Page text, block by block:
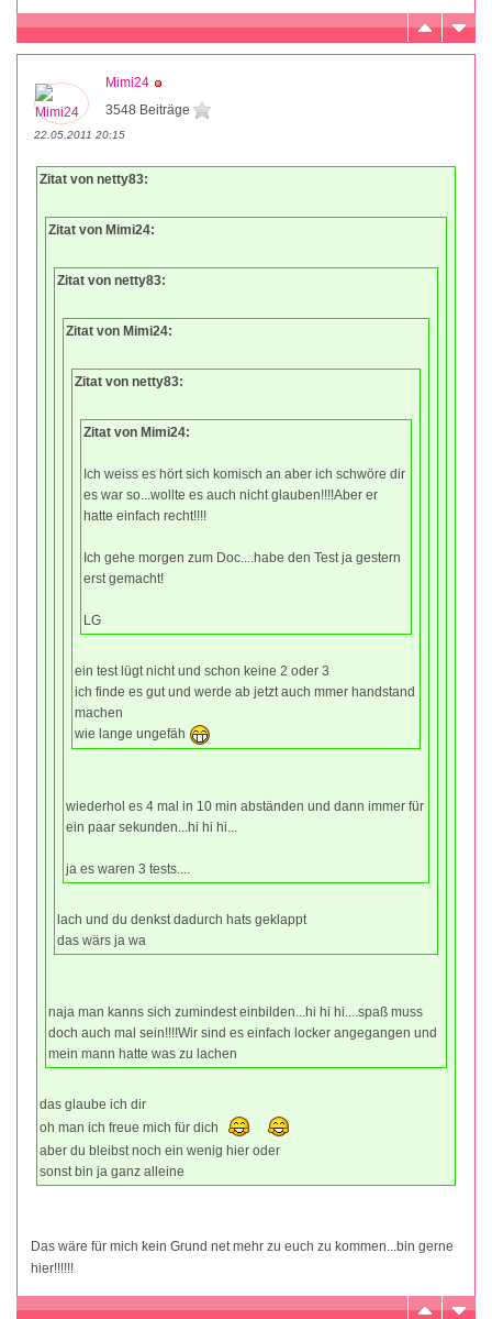
Mimi24
3548 Beiträge
22.05.2011 20:15
Zitat von netty83:
Zitat von Mimi24:
Zitat von netty83:
Zitat von Mimi24:
Zitat von netty83:
Zitat von Mimi24:
Ich weiss es hört sich komisch an aber ich schwöre dir
es war so...wollte es auch nicht glauben!!!!Aber er
hatte einfach recht!!!!
Ich gehe morgen zum Doc....habe den Test ja gestern
erst gemacht!
LG
ein test lügt nicht und schon keine 2 oder 3
ich finde es gut und werde ab jetzt auch mmer handstand
machen
wie lange ungefäh
wiederhol es 4 mal in 10 min abständen und dann immer für
ein paar sekunden...hi hi hi...
ja es waren 3 tests....
lach und du denkst dadurch hats geklappt
das wärs ja wa
naja man kanns sich zumindest einbilden...hi hi hi....spaß muss
doch auch mal sein!!!!Wir sind es einfach locker angegangen und
mein mann hatte was zu lachen
das glaube ich dir
oh man ich freue mich für dich
aber du bleibst noch ein wenig hier oder
sonst bin ja ganz alleine
Das wäre für mich kein Grund net mehr zu euch zu kommen...bin gerne
hier!!!!!!